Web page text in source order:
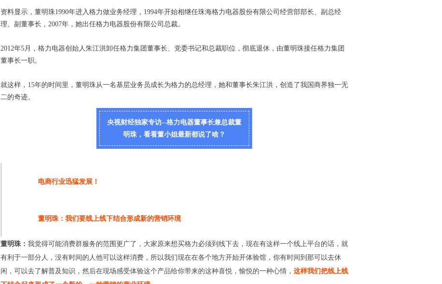
资料显示，董明珠1990年进入格力做业务经理，1994年开始相继任珠海格力电器股份有限公司经营部部长、副总经
理、副董事长，2007年，她出任格力电器股份有限公司总裁。
2012年5月，格力电器创始人朱江洪卸任格力集团董事长、党委书记和总裁职位，彻底退休，由董明珠接任格力集团
董事长一职。
就这样，15年的时间里，董明珠从一名基层业务员成长为格力的总经理，她和董事长朱江洪，创造了我国商界独一无
二的奇迹。
央视财经独家专访--格力电器董事长兼总裁董
明珠，看看董小姐最新都说了啥？
电商行业迅猛发展！
董明珠：我们要线上线下结合形成新的营销环境
董明珠： 我觉得可能消费群服务的范围更广了，大家原来想买格力必须到线下去，现在有这样一个线上平台的话，就
有利于一部分人，没有时间的人他可以这样消费，所以我们现在在各个地方开始开体验馆，你有时间到那可以去休
闲，可以去了解普及知识，然后在现场感受体验这个产品给你带来的这种喜悦，愉悦的一种心情， 这样我们把线上线